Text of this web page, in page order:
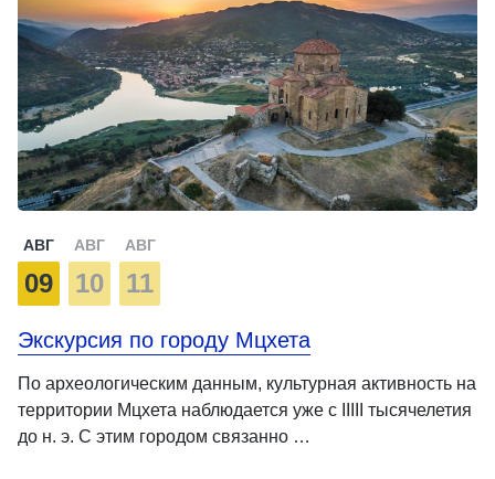
АВГ
09
АВГ
10
АВГ
11
Экскурсия по городу Мцхета
По археологическим данным, культурная активность на
территории Мцхета наблюдается уже с IIIII тысячелетия
до н. э. С этим городом связанно …